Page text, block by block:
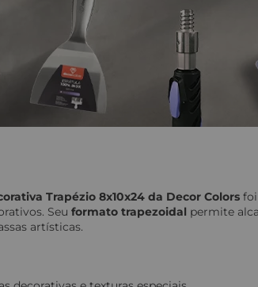
Trapézio 8x10x24 da Decor Colors
Seu formato trapezoidal permite
artísticas.